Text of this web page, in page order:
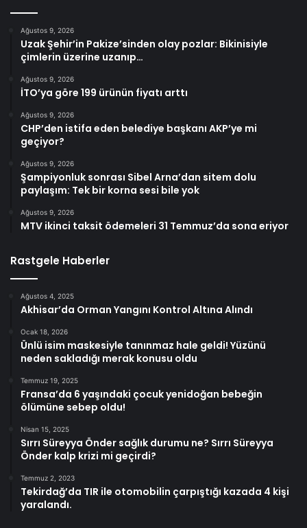
Ağustos 9, 2026
Uzak Şehir’in Pakize’sinden olay pozlar: Bikinisiyle
çimlerin üzerine uzanıp…
Ağustos 9, 2026
İTO’ya göre 199 ürünün fiyatı arttı
Ağustos 9, 2026
CHP’den istifa eden belediye başkanı AKP’ye mi
geçiyor?
Ağustos 9, 2026
Şampiyonluk sonrası Sibel Arna’dan sitem dolu
paylaşım: Tek bir korna sesi bile yok
Ağustos 9, 2026
MTV ikinci taksit ödemeleri 31 Temmuz’da sona eriyor
Rastgele Haberler
Ağustos 4, 2025
Akhisar’da Orman Yangını Kontrol Altına Alındı
Ocak 18, 2026
Ünlü isim maskesiyle tanınmaz hale geldi! Yüzünü
neden sakladığı merak konusu oldu
Temmuz 19, 2025
Fransa’da 6 yaşındaki çocuk yenidoğan bebeğin
ölümüne sebep oldu!
Nisan 15, 2025
Sırrı Süreyya Önder sağlık durumu ne? Sırrı Süreyya
Önder kalp krizi mi geçirdi?
Temmuz 2, 2023
Tekirdağ’da TIR ile otomobilin çarpıştığı kazada 4 kişi
yaralandı.